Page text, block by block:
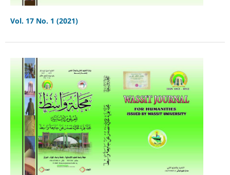
Vol. 17 No. 1 (2021)